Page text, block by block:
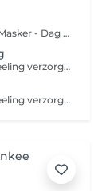
- Reinigen - Deep Reinigen - Lotion - Scrub of Masker - Dag Creme
Reinigen Deep Reinigen Antioxidant Lotion Peeling verzorging Mask Dag Creme * massage optioneel bij te boeken
Reinigen Deep Reinigen Antioxidant Lotion Peeling verzorging Mask Massage Dag Creme